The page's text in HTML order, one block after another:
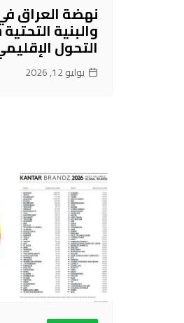
نهضة العراق
والبنية
التحول
يوليو 12, 2026